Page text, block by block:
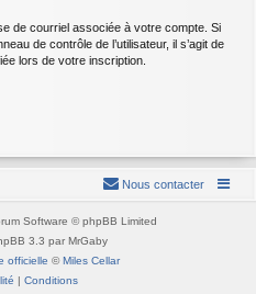
de courriel associée à votre compte. Si
de contrôle de l’utilisateur, il s’agit de
lors de votre inscription.
Nous contacter
Software © phpBB Limited
3.3 par MrGaby
officielle ©Miles Cellar
| Conditions